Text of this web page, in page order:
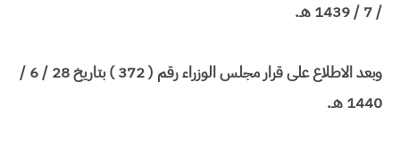
/ 7 / 1439 هـ.
وبعد الاطلاع على قرار مجلس الوزراء رقم ( 372 ) بتاريخ 28 / 6 /
1440 هـ.